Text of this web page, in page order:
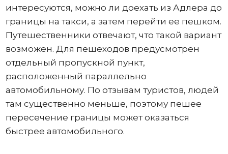
интересуются, можно ли доехать из Адлера до
границы на такси, а затем перейти ее пешком.
Путешественники отвечают, что такой вариант
возможен. Для пешеходов предусмотрен
отдельный пропускной пункт,
расположенный параллельно
автомобильному. По отзывам туристов, людей
там существенно меньше, поэтому пешее
пересечение границы может оказаться
быстрее автомобильного.